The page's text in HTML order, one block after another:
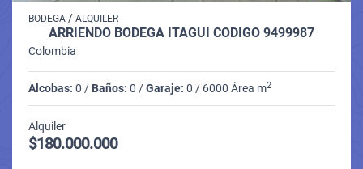
BODEGA / ALQUILER
ARRIENDO BODEGA ITAGUI CODIGO 9499987
Colombia
Alcobas: 0 / Baños: 0 /Garaje: 0 / 6000 Área m2
Alquiler
$180.000.000